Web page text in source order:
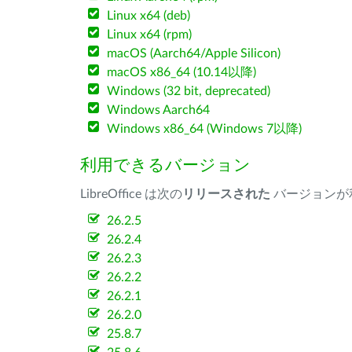
Linux x64 (deb)
Linux x64 (rpm)
macOS (Aarch64/Apple Silicon)
macOS x86_64 (10.14以降)
Windows (32 bit, deprecated)
Windows Aarch64
Windows x86_64 (Windows 7以降)
利用できるバージョン
LibreOffice は次のリリースされた バージョンが
26.2.5
26.2.4
26.2.3
26.2.2
26.2.1
26.2.0
25.8.7